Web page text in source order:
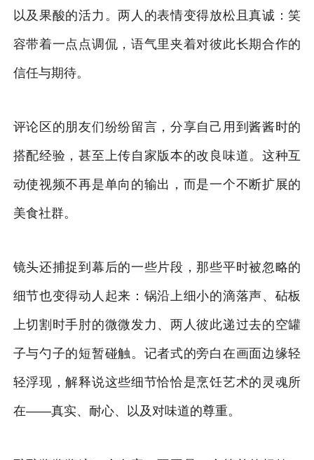
以及果酸的活力。两人的表情变得放松且真诚：笑
容带着一点点调侃，语气里夹着对彼此长期合作的
信任与期待。
评论区的朋友们纷纷留言，分享自己用到酱酱时的
搭配经验，甚至上传自家版本的改良味道。这种互
动使视频不再是单向的输出，而是一个不断扩展的
美食社群。
镜头还捕捉到幕后的一些片段，那些平时被忽略的
细节也变得动人起来：锅沿上细小的滴落声、砧板
上切割时手肘的微微发力、两人彼此递过去的空罐
子与勺子的短暂碰触。记者式的旁白在画面边缘轻
轻浮现，解释说这些细节恰恰是烹饪艺术的灵魂所
在——真实、耐心、以及对味道的尊重。